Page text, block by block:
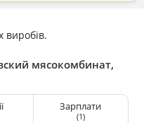
виробів.
мясокомбинат,
Зарплати
(1)